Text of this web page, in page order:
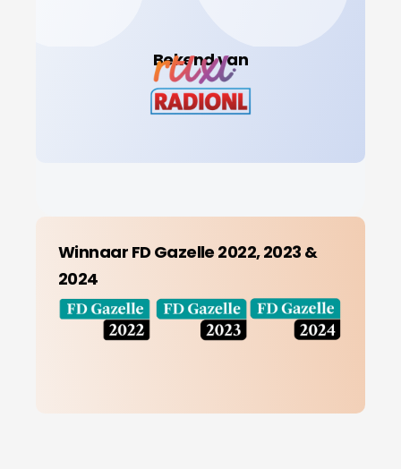
Bekend van
Winnaar FD Gazelle 2022, 2023 &
2024